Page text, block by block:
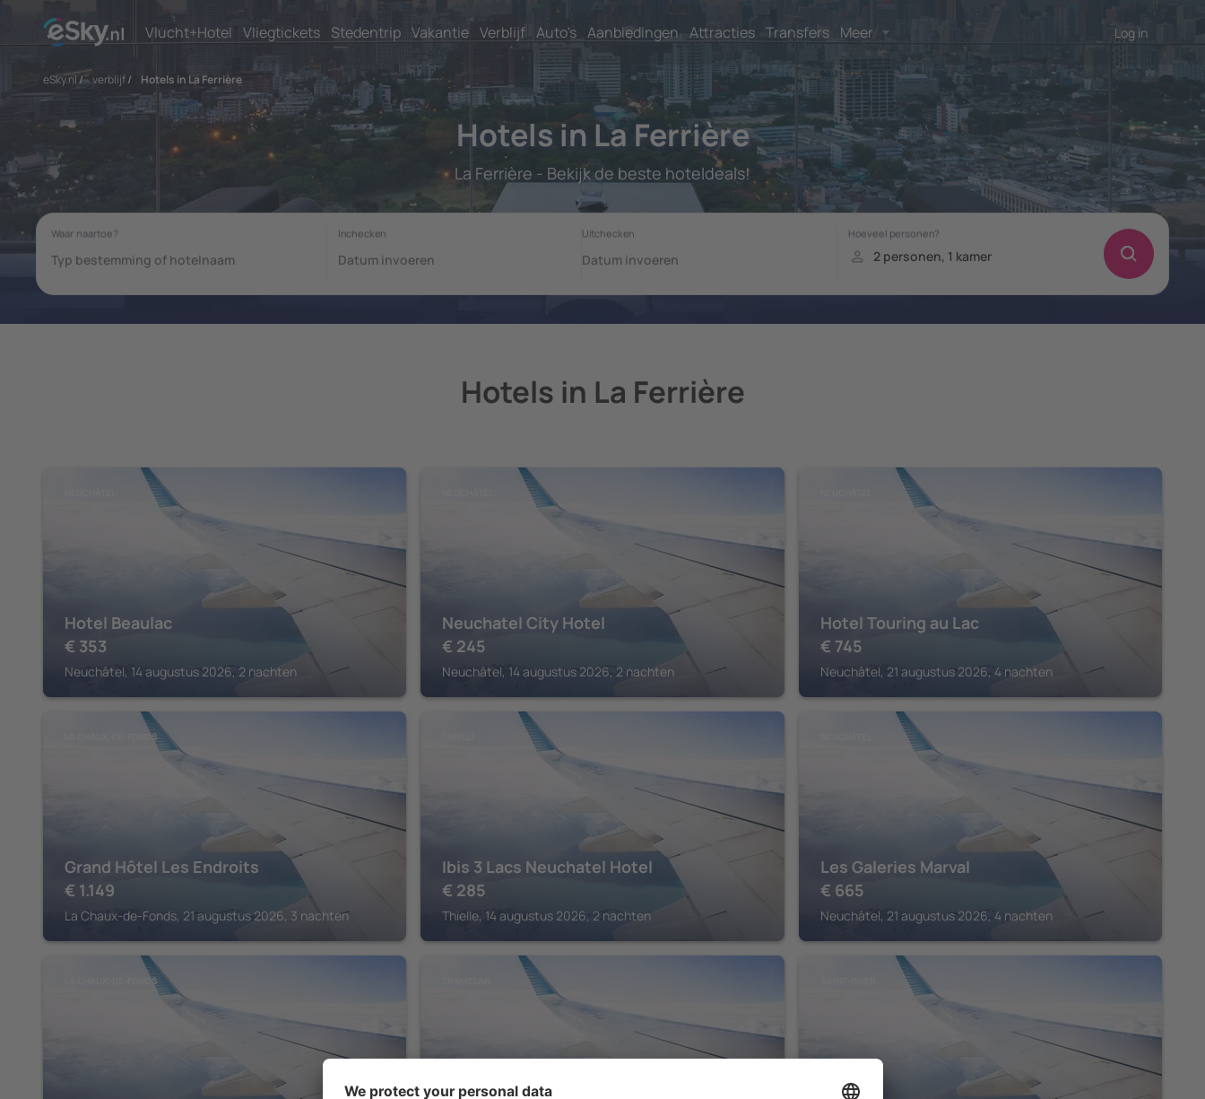
Vlucht+Hotel Vliegtickets Stedentrip Vakantie Verblijf Auto's Aanbiedingen Attracties Transfers Meer Log in
eSky.nl/ verblijf/ Hotels in La Ferrière
Hotels in La Ferrière
La Ferrière - Bekijk de beste hoteldeals!
Hotels in La Ferrière
Hotel Beaulac
€ 353
Neuchâtel, 14 augustus 2026, 2 nachten
Neuchatel City Hotel
€ 245
Neuchâtel, 14 augustus 2026, 2 nachten
Hotel Touring au Lac
€ 745
Neuchâtel, 21 augustus 2026, 4 nachten
LA CHAUX-DE-FONDS
Grand Hôtel Les Endroits
€ 1.149
La Chaux-de-Fonds, 21 augustus 2026, 3 nachten
Ibis 3 Lacs Neuchatel Hotel
€ 285
Thielle, 14 augustus 2026, 2 nachten
Les Galeries Marval
€ 665
Neuchâtel, 21 augustus 2026, 4 nachten
LA CHAUX-DE-FONDS